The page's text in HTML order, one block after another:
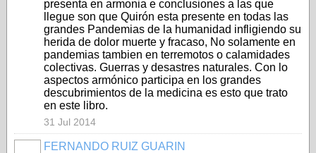
presenta en armonia e conclusiones a las que
llegue son que Quirón esta presente en todas las
grandes Pandemias de la humanidad infligiendo su
herida de dolor muerte y fracaso, No solamente en
pandemias tambien en terremotos o calamidades
colectivas. Guerras y desastres naturales. Con lo
aspectos armónico participa en los grandes
descubrimientos de la medicina es esto que trato
en este libro.
31 Jul 2014
FERNANDO RUIZ GUARIN